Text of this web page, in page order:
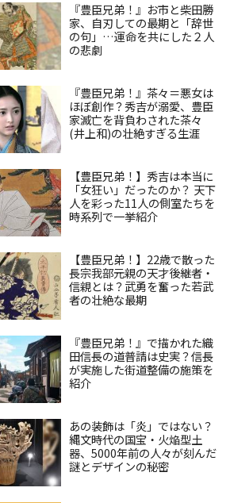
『豊臣兄弟！』お市と柴田勝
家、自刃しての最期と「辞世
の句」…運命を共にした２人
の悲劇
『豊臣兄弟！』茶々＝悪女は
ほぼ創作？秀吉が溺愛、豊臣
家滅亡を背負わされた茶々
(井上和)の壮絶すぎる生涯
【豊臣兄弟！】秀吉は本当に
「女狂い」だったのか？ 天下
人を彩った11人の側室たちを
時系列で一挙紹介
【豊臣兄弟！】22歳で散った
長宗我部元親の天才後継者・
信親とは？武勇を奮った若武
者の壮絶な最期
『豊臣兄弟！』で描かれた織
田信長の道普請は史実？信長
が実施した街道整備の施策を
紹介
あの装飾は「炎」ではない？
縄文時代の国宝・火焔型土
器、5000年前の人々が刻んだ
謎とデザインの秘密